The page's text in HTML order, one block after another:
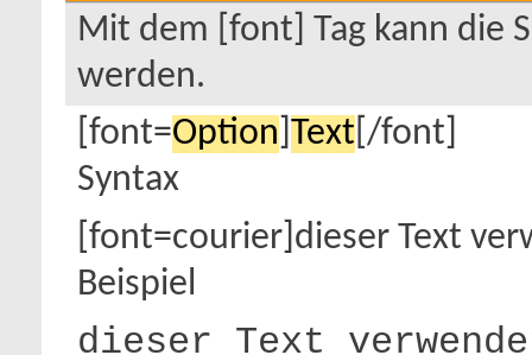
Mit dem [font] Tag kann die
werden.
[font=Option Text [/font]
Syntax
[font=courier]dieser Text
Beispiel
dieser Text